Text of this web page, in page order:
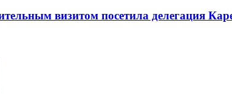
визитом посетила делегация